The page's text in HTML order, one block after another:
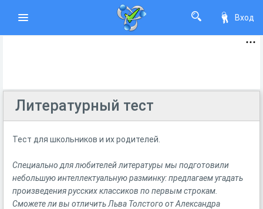
Вход
Литературный тест
Тест для школьников и их родителей.
Специально для любителей литературы мы подготовили
небольшую интеллектуальную разминку: предлагаем угадать
произведения русских классиков по первым строкам.
Сможете ли вы отличить Льва Толстого от Александра